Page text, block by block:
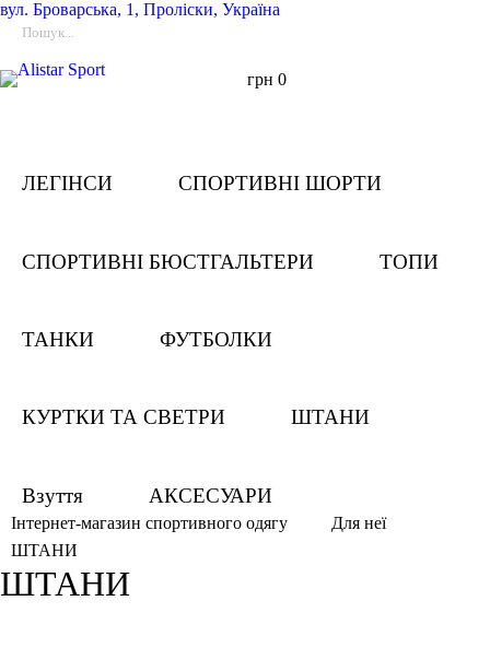
вул. Броварська, 1, Проліски, Україна
грн 0
ЛЕГІНСИ СПОРТИВНІ ШОРТИ
СПОРТИВНІ БЮСТГАЛЬТЕРИ ТОПИ
ТАНКИ ФУТБОЛКИ
КУРТКИ ТА СВЕТРИ ШТАНИ
Взуття АКСЕСУАРИ
Інтернет-магазин спортивного одягу
Для неї
ШТАНИ
ШТАНИ